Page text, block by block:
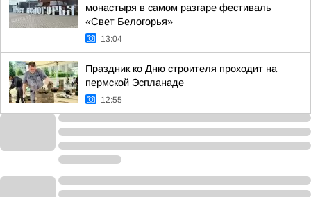
монастыря в самом разгаре фестиваль
«Свет Белогорья»
13:04
Праздник ко Дню строителя проходит на
пермской Эспланаде
12:55